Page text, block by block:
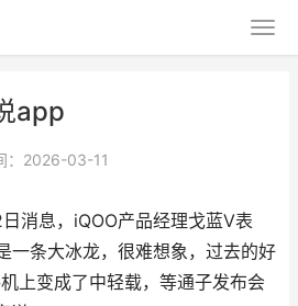
app
：2026-03-11
消息，iQOO产品经理戈蓝V表
一条大冰龙，很难想象，过去的好
上变成了中轻载，等通子发布会